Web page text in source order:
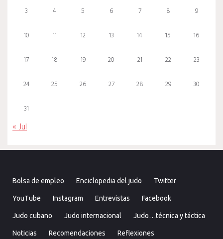
3 4 5 6 7 8 9
10 11 12 13 14 15 16
17 18 19 20 21 22 23
24 25 26 27 28 29 30
31
« Jul
Bolsa de empleo Enciclopedia del judo Twitter
YouTube Instagram Entrevistas Facebook
Judo cubano Judo internacional Judo…técnica y táctica
Noticias Recomendaciones Reflexiones